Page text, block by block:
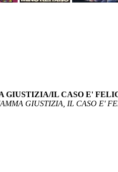
GIUSTIZIA/IL CASO E'
GIUSTIZIA, IL CASO E'